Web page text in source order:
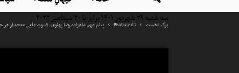
برگ نخست Featured1 پیام مهم شاهزاده رضا پهلوی: قدرتِ ملتی متحد از
سه شنبه ۲۹ شهریور ۱۴۰۱ برابر با ۲۰ سپتامبر ۲۰۲۲